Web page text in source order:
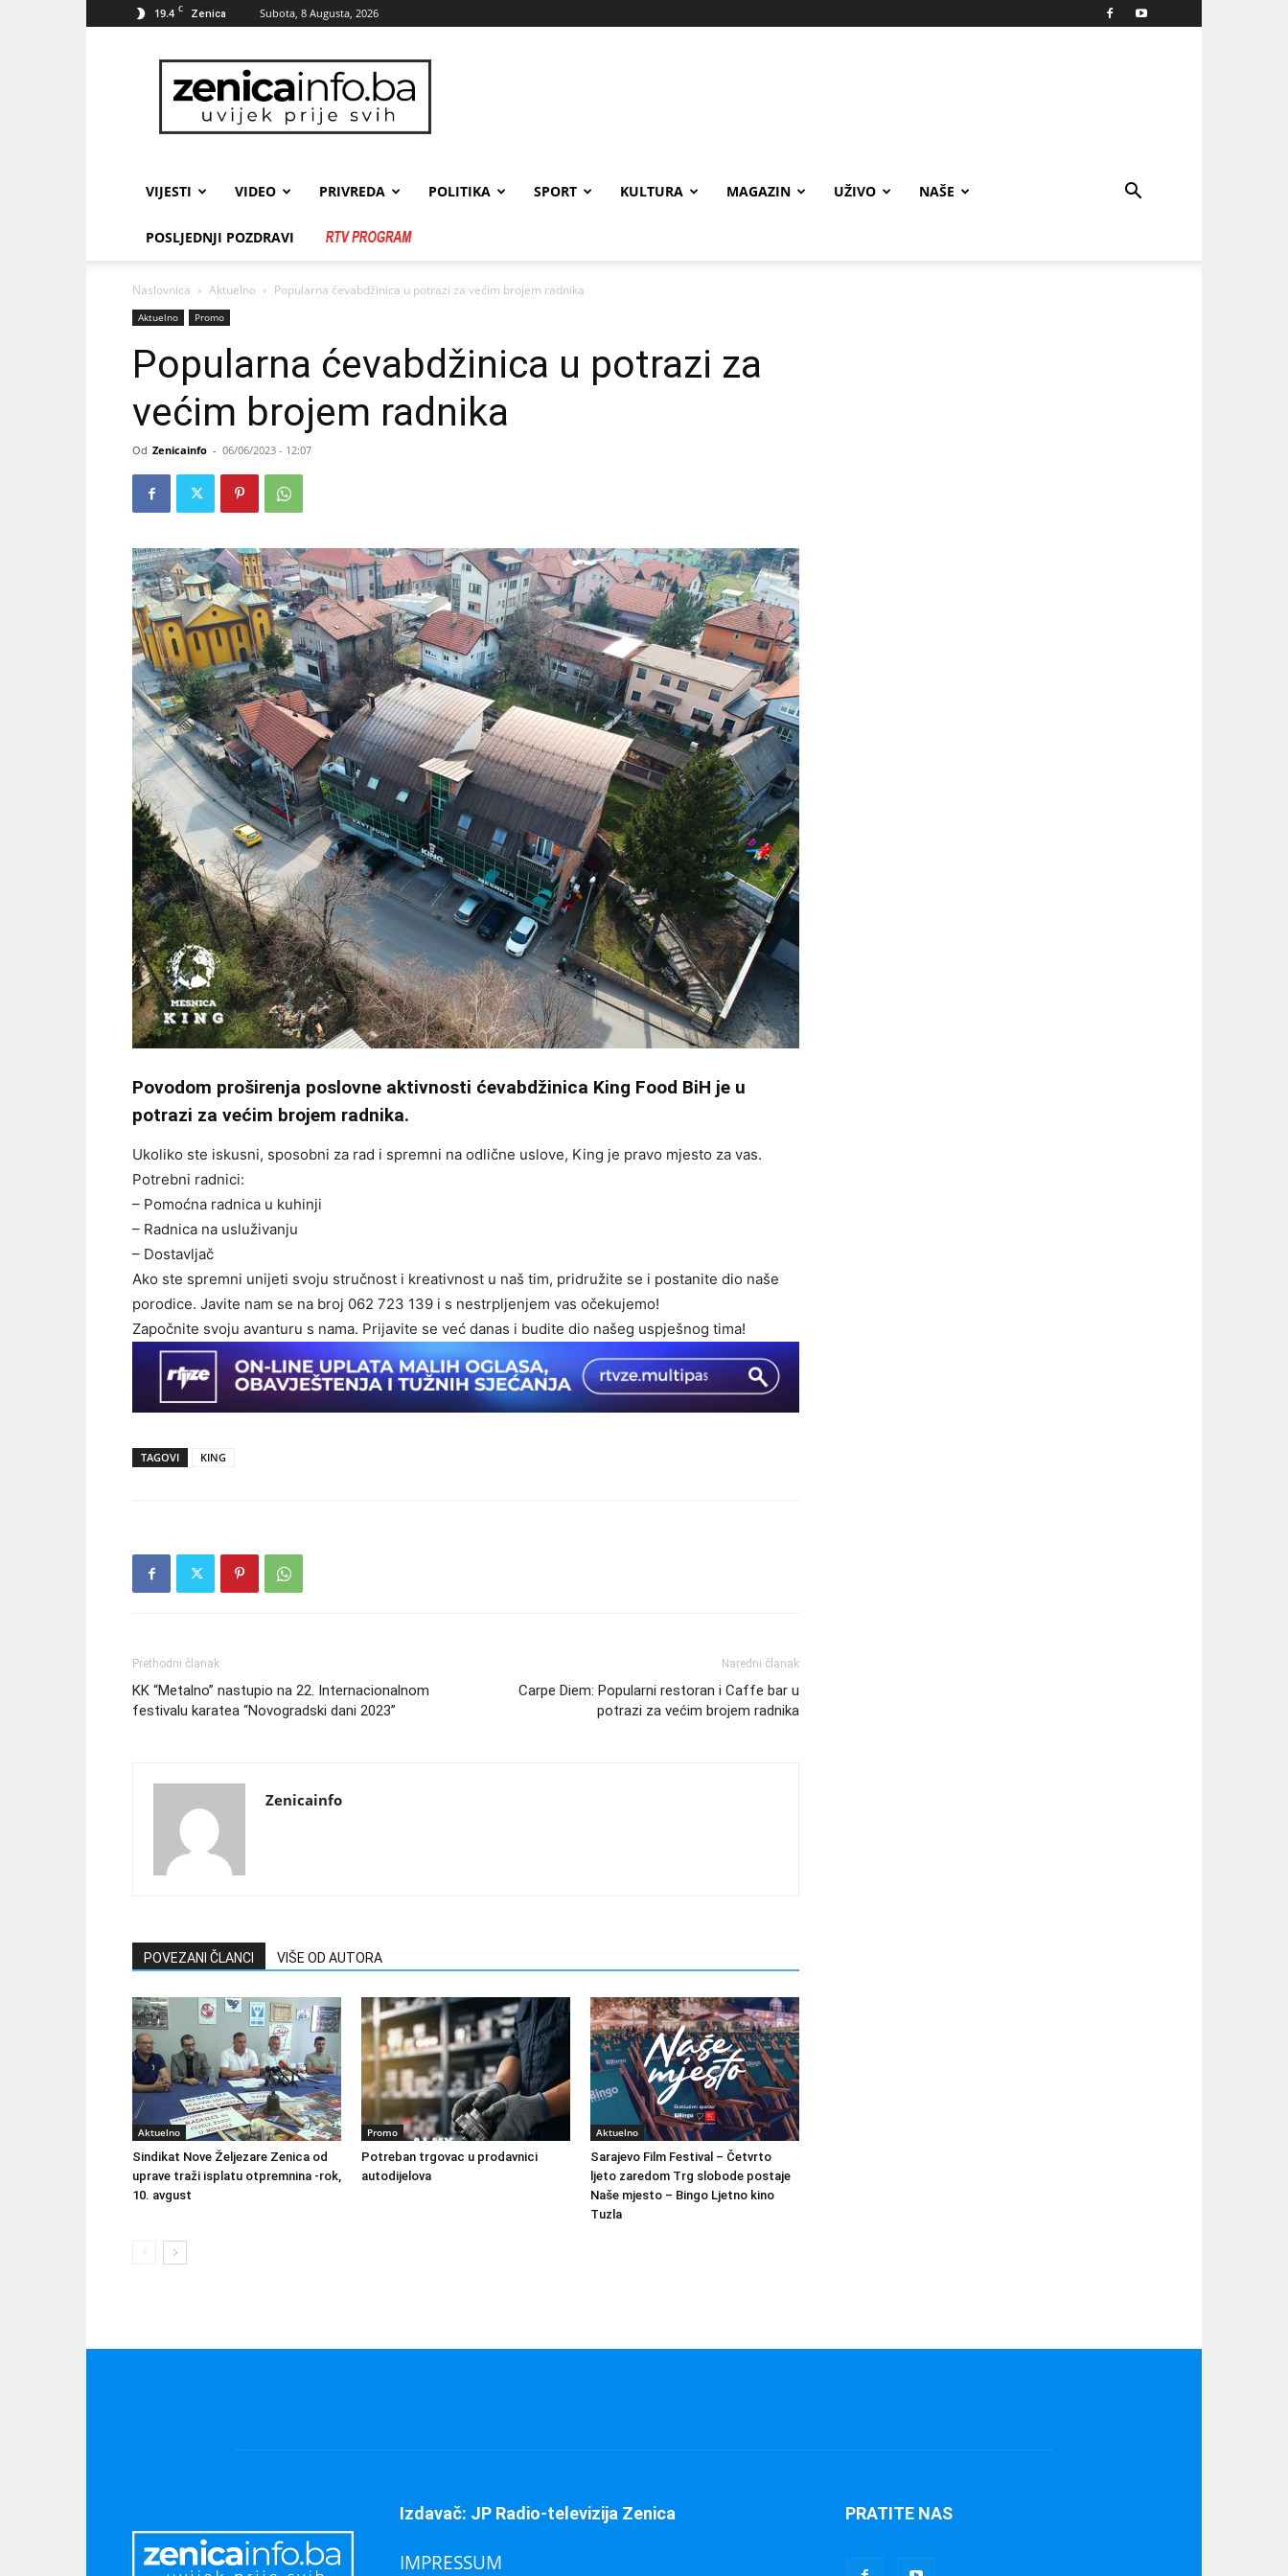
19.4 C Zenica Subota, 8 Augusta, 2026
zenicainfo.ba
VIJESTI VIDEO PRIVREDA POLITIKA SPORT KULTURA MAGAZIN UŽIVO NAŠE
POSLJEDNJI POZDRAVI
Naslovnica Aktuelno Popularna ćevabdžinica u potrazi za većim brojem radnika
Aktuelno Promo
Popularna ćevabdžinica u potrazi za
većim brojem radnika
Od Zenicainfo - 06/06/2023 - 12:07
Povodom proširenja poslovne aktivnosti ćevabdžinica King Food BiH je u
potrazi za većim brojem radnika.
Ukoliko ste iskusni, sposobni za rad i spremni na odlične uslove, King je pravo mjesto za vas.
Potrebni radnici:
– Pomoćna radnica u kuhinji
– Radnica na usluživanju
– Dostavljač
Ako ste spremni unijeti svoju stručnost i kreativnost u naš tim, pridružite se i postanite dio naše
porodice. Javite nam se na broj 062 723 139 i s nestrpljenjem vas očekujemo!
Započnite svoju avanturu s nama. Prijavite se već danas i budite dio našeg uspješnog tima!
TAGOVI KING
Prethodni članak
KK “Metalno” nastupio na 22. Internacionalnom
festivalu karatea “Novogradski dani 2023”
Naredni članak
Carpe Diem: Popularni restoran i Caffe bar u
potrazi za većim brojem radnika
Zenicainfo
POVEZANI ČLANCI VIŠE OD AUTORA
Aktuelno
Sindikat Nove Željezare Zenica od
uprave traži isplatu otpremnina -rok,
10. avgust
Promo
Potreban trgovac u prodavnici
autodijelova
Aktuelno
Sarajevo Film Festival – Četvrto
ljeto zaredom Trg slobode postaje
Naše mjesto – Bingo Ljetno kino
Tuzla
Izdavač: JP Radio-televizija Zenica
IMPRESSUM
PRATITE NAS